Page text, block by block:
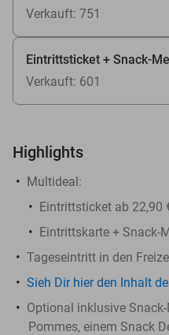
Verkauft: 751
Eintrittsticket + Snack-
Verkauft: 601
Highlights
Multideal:
Eintrittsticket ab 22,90
Eintrittskarte + Snack-
Tageseintritt in den
Sieh Dir hier den Inhalt
Optional inklusive
Pommes, einem Snack